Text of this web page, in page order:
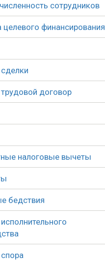
сотрудников
целевого финансирования
договор
налоговые вычеты
бедствия